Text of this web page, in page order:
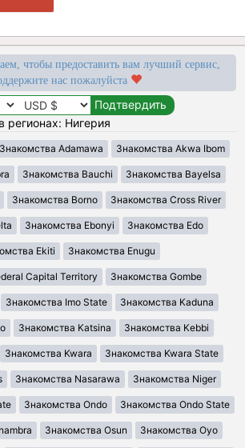
чтобы предоставить вам лучший сервис,
нас пожалуйста
регионах: Нигерия
Знакомства Adamawa Знакомства Akwa Ibom
Знакомства Bauchi Знакомства Bayelsa
Знакомства Borno Знакомства Cross River
Знакомства Ebonyi Знакомства Edo
Ekiti Знакомства Enugu
Capital Territory Знакомства Gombe
Знакомства Imo State Знакомства Kaduna
Знакомства Katsina Знакомства Kebbi
Знакомства Kwara Знакомства Kwara State
Знакомства Nasarawa Знакомства Niger
Знакомства Ondo Знакомства Ondo State
Знакомства Osun Знакомства Oyo